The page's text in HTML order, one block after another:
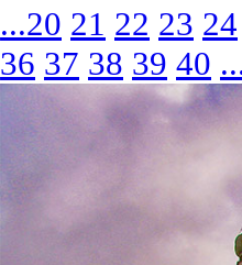
...20 21 22 23 24
36 37 38 39 40